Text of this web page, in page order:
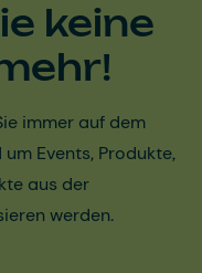
keine
immer auf dem
Events, Produkte,
aus der
werden.